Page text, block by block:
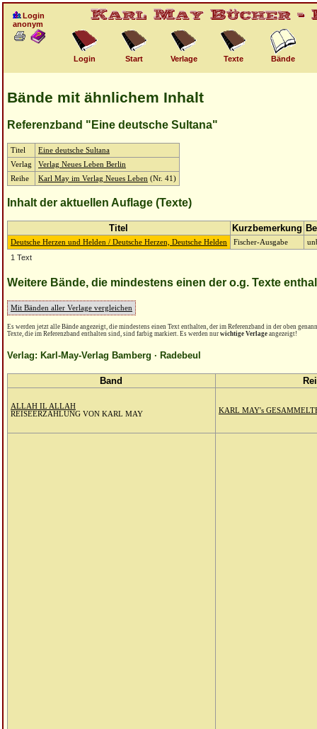
Login
anonym
Login Start Verlage Texte Bände
Bände mit ähnlichem Inhalt
Referenzband "Eine deutsche Sultana"
Titel
Eine deutsche Sultana
Verlag
Verlag Neues Leben Berlin
Reihe
Karl May im Verlag Neues Leben (Nr. 41)
Inhalt der aktuellen Auflage (Texte)
Titel Kurzbemerkung
Deutsche Herzen und Helden / Deutsche Herzen, Deutsche Helden Fischer-Ausgabe
1 Text
Weitere Bände, die mindestens einen der o.g. Texte
Mit Bänden aller Verlage vergleichen
Es werden jetzt alle Bände angezeigt, die mindestens einen Text enthalten, der im Referenzband in der oben
Texte, die im Referenzband enthalten sind, sind farbig markiert. Es werden nur wichtige Verlage angezeigt!
Verlag: Karl-May-Verlag Bamberg · Radebeul
Band
ALLAH IL ALLAH
REISEERZÄHLUNG VON KARL MAY
KARL MAY's